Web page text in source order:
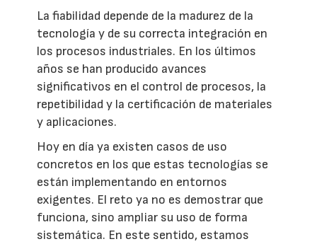
La fiabilidad depende de la madurez de la
tecnología y de su correcta integración en
los procesos industriales. En los últimos
años se han producido avances
significativos en el control de procesos, la
repetibilidad y la certificación de materiales
y aplicaciones.
Hoy en día ya existen casos de uso
concretos en los que estas tecnologías se
están implementando en entornos
exigentes. El reto ya no es demostrar que
funciona, sino ampliar su uso de forma
sistemática. En este sentido, estamos